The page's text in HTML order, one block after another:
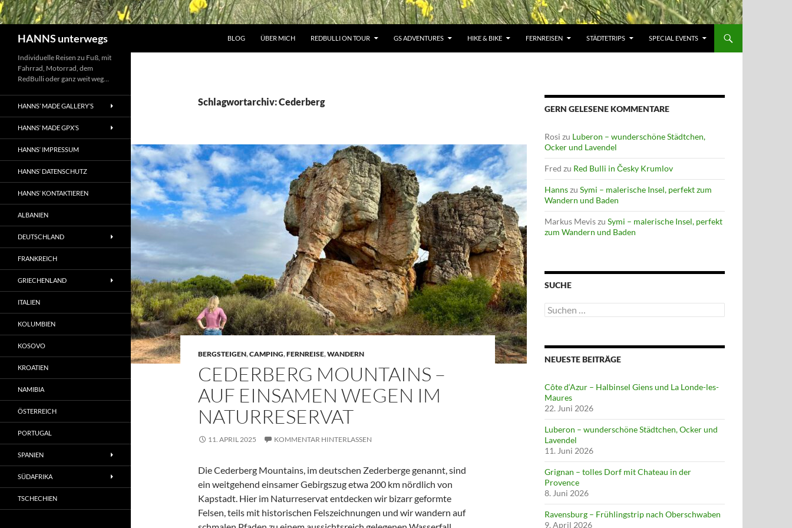
HANNS unterwegs BLOG ÜBER MICH REDBULLI ON TOUR GS ADVENTURES HIKE & BIKE FERNREISEN STÄDTETRIPS SPECIAL EVENTS
Schlagwortarchiv: Cederberg
BERGSTEIGEN,CAMPING,FERNREISE,WANDERN
CEDERBERG MOUNTAINS –
AUF EINSAMEN WEGEN IM
NATURRESERVAT
11. APRIL 2025 KOMMENTAR HINTERLASSEN
Die Cederberg Mountains, im deutschen Zederberge genannt, sind
ein weitgehend einsamer Gebirgszug etwa 200 km nördlich von
Kapstadt. Hier im Naturreservat entdecken wir bizarr geformte
Felsen, teils mit historischen Felszeichnungen und wir wandern auf
GERN GELESENE KOMMENTARE
Rosi zu Luberon – wunderschöne Städtchen,
Ocker und Lavendel
Fred zu Red Bulli in Česky Krumlov
Hannszu Symi – malerische Insel, perfekt zum
Wandern und Baden
Markus Meviszu Symi – malerische Insel, perfekt
zum Wandern und Baden
SUCHE
Suchen
nach:
NEUESTE BEITRÄGE
Côte d‘Azur – Halbinsel Giens und La Londe-les-
Maures
22. Juni 2026
Luberon – wunderschöne Städtchen, Ocker und
Lavendel
11. Juni 2026
Grignan – tolles Dorf mit Chateau in der
Provence
8. Juni 2026
Ravensburg – Frühlingstrip nach Oberschwaben
9. April 2026
Individuelle Reisen zu Fuß, mit
Fahrrad, Motorrad, dem
RedBulli oder ganz weit weg…
HANNS’ MADE GALLERY’S
HANNS‘ MADE GPX’S
HANNS‘ IMPRESSUM
HANNS‘ DATENSCHUTZ
HANNS‘ KONTAKTIEREN
ALBANIEN
DEUTSCHLAND
FRANKREICH
GRIECHENLAND
ITALIEN
KOLUMBIEN
KOSOVO
KROATIEN
NAMIBIA
ÖSTERREICH
PORTUGAL
SPANIEN
SÜDAFRIKA
TSCHECHIEN